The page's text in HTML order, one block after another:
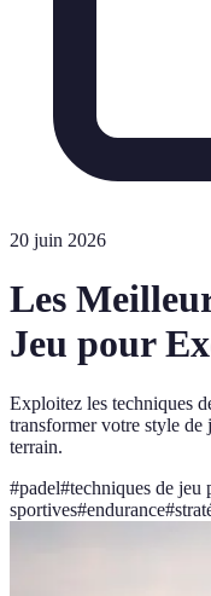
20 juin 2026
Les
Jeu pour
Exploitez les techniques
transformer votre style de
terrain.
#padel#techniques de jeu
sportives#endurance#